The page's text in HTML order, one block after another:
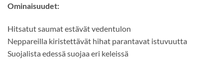
Ominaisuudet:
Hitsatut saumat estävät vedentulon
Neppareilla kiristettävät hihat parantavat istuvuutta
Suojalista edessä suojaa eri keleissä